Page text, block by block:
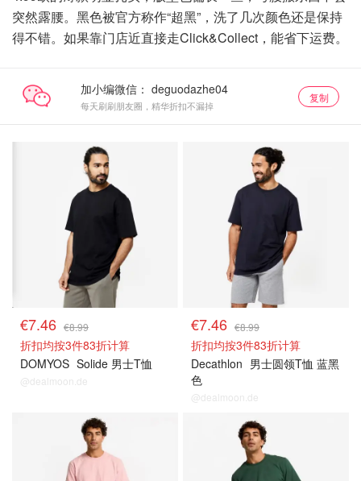
突然露腰。黑色被官方称作“超黑”，洗了几次颜色还是保持
得不错。如果靠门店近直接走Click&Collect，能省下运费。
加小编微信：
每天刷刷朋友圈，精华折扣不漏掉
复制
€7.46 €8.99
折扣均按3件83折计算
DOMYOS Solide 男士T恤
@dealmoon.de
€7.46 €8.99
折扣均按3件83折计算
Decathlon 男士圆领T恤 蓝黑
色
@dealmoon.de